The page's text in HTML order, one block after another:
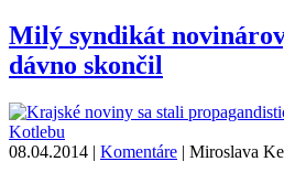
Milý syndikát
dávno skončil
08.04.2014 | Komentáre | Miroslava